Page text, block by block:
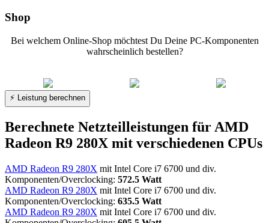
Shop
Bei welchem Online-Shop möchtest Du Deine PC-Komponenten
wahrscheinlich bestellen?
⚡ Leistung berechnen
Berechnete Netzteilleistungen für AMD
Radeon R9 280X mit verschiedenen CPUs
AMD Radeon R9 280X mit Intel Core i7 6700 und div.
Komponenten/Overclocking: 572.5 Watt
AMD Radeon R9 280X mit Intel Core i7 6700 und div.
Komponenten/Overclocking: 635.5 Watt
AMD Radeon R9 280X mit Intel Core i7 6700 und div.